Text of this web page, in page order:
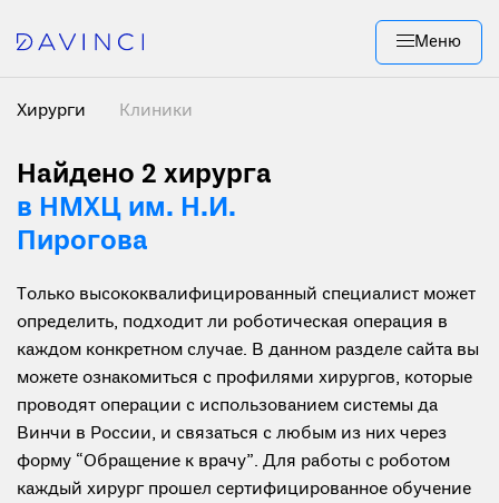
Меню
Хирурги Клиники
Найдено 2 хирурга
в НМХЦ им. Н.И.
Пирогова
Только высококвалифицированный специалист может
определить, подходит ли роботическая операция в
каждом конкретном случае. В данном разделе сайта вы
можете ознакомиться с профилями хирургов, которые
проводят операции с использованием системы да
Винчи в России, и связаться с любым из них через
форму “Обращение к врачу”. Для работы с роботом
каждый хирург прошел сертифицированное обучение